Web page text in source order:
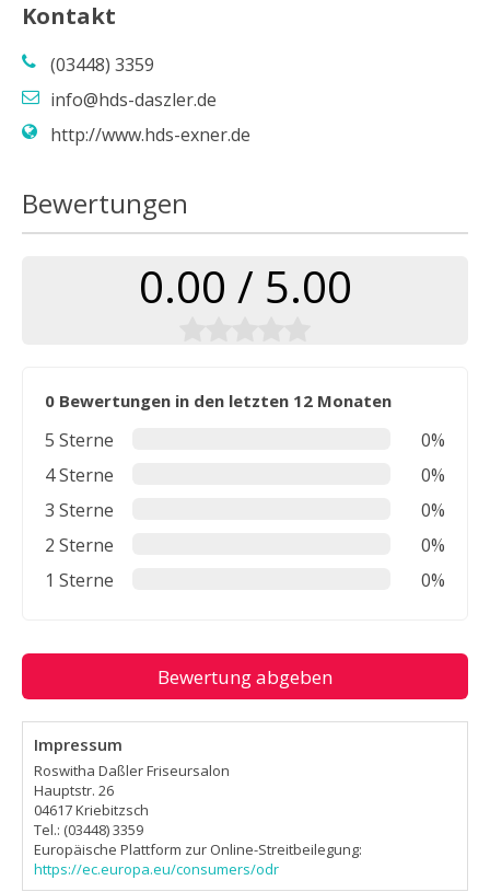
Kontakt
(03448) 3359
info@hds-daszler.de
http://www.hds-exner.de
Bewertungen
0.00 / 5.00
0 Bewertungen in den letzten 12 Monaten
5 Sterne
0%
4 Sterne
0%
3 Sterne
0%
2 Sterne
0%
1 Sterne
0%
Bewertung abgeben
Impressum
Roswitha Daßler Friseursalon
Hauptstr. 26
04617 Kriebitzsch
Tel.: (03448) 3359
Europäische Plattform zur Online-Streitbeilegung:
https://ec.europa.eu/consumers/odr